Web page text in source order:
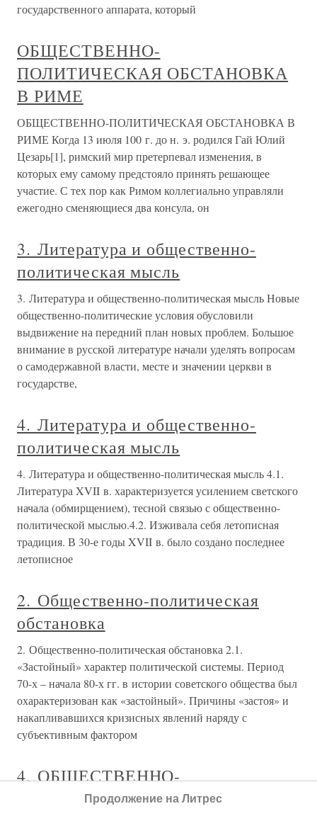
государственного аппарата, который
ОБЩЕСТВЕННО-
ПОЛИТИЧЕСКАЯ ОБСТАНОВКА
В РИМЕ
ОБЩЕСТВЕННО-ПОЛИТИЧЕСКАЯ ОБСТАНОВКА В
РИМЕ Когда 13 июля 100 г. до н. э. родился Гай Юлий
Цезарь[1], римский мир претерпевал изменения, в
которых ему самому предстояло принять решающее
участие. С тех пор как Римом коллегиально управляли
ежегодно сменяющиеся два консула, он
3. Литература и общественно-
политическая мысль
3. Литература и общественно-политическая мысль Новые
общественно-политические условия обусловили
выдвижение на передний план новых проблем. Большое
внимание в русской литературе начали уделять вопросам
о самодержавной власти, месте и значении церкви в
государстве,
4. Литература и общественно-
политическая мысль
4. Литература и общественно-политическая мысль 4.1.
Литература XVII в. характеризуется усилением светского
начала (обмирщением), тесной связью с общественно-
политической мыслью.4.2. Изживала себя летописная
традиция. В 30-е годы XVII в. было создано последнее
летописное
2. Общественно-политическая
обстановка
2. Общественно-политическая обстановка 2.1.
«Застойный» характер политической системы. Период
70-х – начала 80-х гг. в истории советского общества был
охарактеризован как «застойный». Причины «застоя» и
накапливавшихся кризисных явлений наряду с
субъективным фактором
4. ОБЩЕСТВЕННО-
ПОЛИТИЧЕСКАЯ МЫСЛЬ
Продолжение на Литрес